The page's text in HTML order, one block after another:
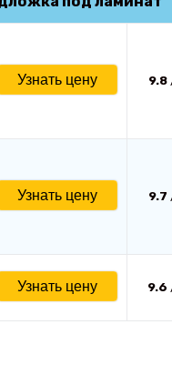
Узнать цену 9.8
Узнать цену 9.7
Узнать цену 9.6